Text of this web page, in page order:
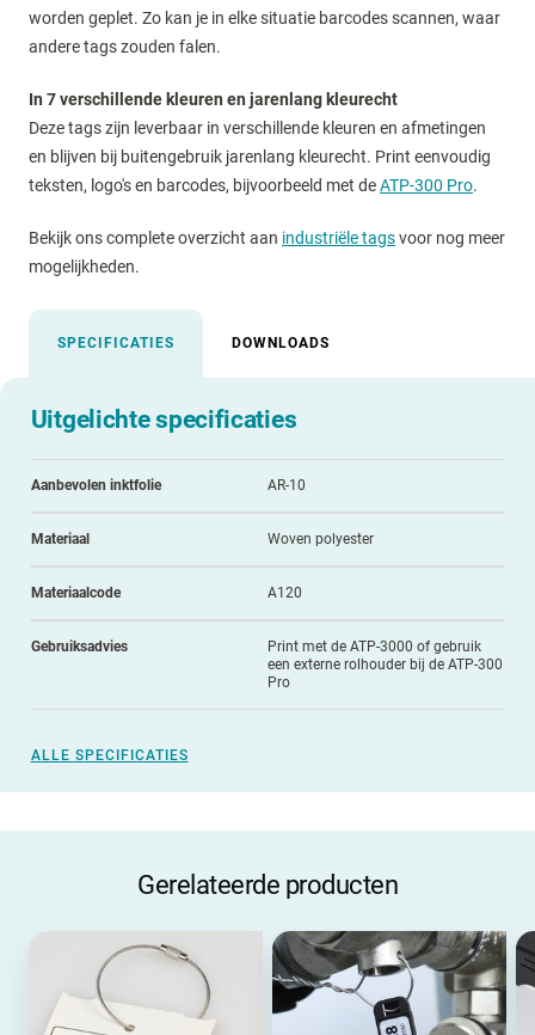
worden geplet. Zo kan je in elke situatie barcodes scannen, waar
andere tags zouden falen.
In 7 verschillende kleuren en jarenlang kleurecht
Deze tags zijn leverbaar in verschillende kleuren en afmetingen
en blijven bij buitengebruik jarenlang kleurecht. Print eenvoudig
teksten, logo's en barcodes, bijvoorbeeld met deATP-300 Pro.
Bekijk ons complete overzicht aan industriële tagsvoor nog meer
mogelijkheden.
SPECIFICATIES DOWNLOADS
Uitgelichte specificaties
Aanbevolen inktfolie AR-10
Materiaal Woven polyester
Materiaalcode A120
Gebruiksadvies
Print met de ATP-3000 of gebruik
een externe rolhouder bij de ATP-300
Pro
ALLE SPECIFICATIES
Gerelateerde producten